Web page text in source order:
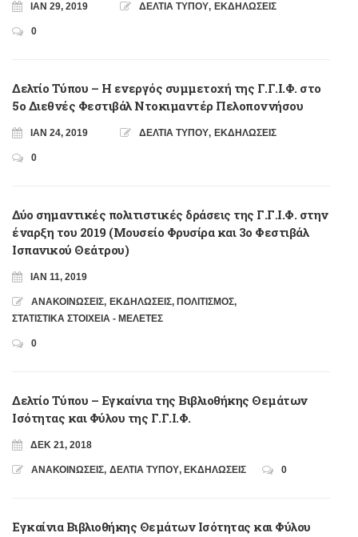
ΙΑΝ 29, 2019 ΔΕΛΤΙΑ ΤΥΠΟΥ, ΕΚΔΗΛΩΣΕΙΣ
0
Δελτίο Τύπου – Η ενεργός συμμετοχή της Γ.Γ.Ι.Φ. στο
5ο Διεθνές Φεστιβάλ Ντοκιμαντέρ Πελοποννήσου
ΙΑΝ 24, 2019 ΔΕΛΤΙΑ ΤΥΠΟΥ, ΕΚΔΗΛΩΣΕΙΣ
0
Δύο σημαντικές πολιτιστικές δράσεις της Γ.Γ.Ι.Φ. στην
έναρξη του 2019 (Μουσείο Φρυσίρα και 3ο Φεστιβάλ
Ισπανικού Θεάτρου)
ΙΑΝ 11, 2019
ΑΝΑΚΟΙΝΩΣΕΙΣ, ΕΚΔΗΛΩΣΕΙΣ, ΠΟΛΙΤΙΣΜΟΣ,
ΣΤΑΤΙΣΤΙΚΑ ΣΤΟΙΧΕΙΑ - ΜΕΛΕΤΕΣ
0
Δελτίο Τύπου – Εγκαίνια της Βιβλιοθήκης Θεμάτων
Ισότητας και Φύλου της Γ.Γ.Ι.Φ.
ΔΕΚ 21, 2018
ΑΝΑΚΟΙΝΩΣΕΙΣ, ΔΕΛΤΙΑ ΤΥΠΟΥ, ΕΚΔΗΛΩΣΕΙΣ 0
Εγκαίνια Βιβλιοθήκης Θεμάτων Ισότητας και Φύλου